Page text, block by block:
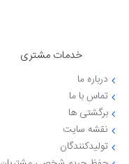
خدمات مشتری
درباره ما
تماس با ما
برگشتی ها
نقشه سایت
تولیدکنندگان